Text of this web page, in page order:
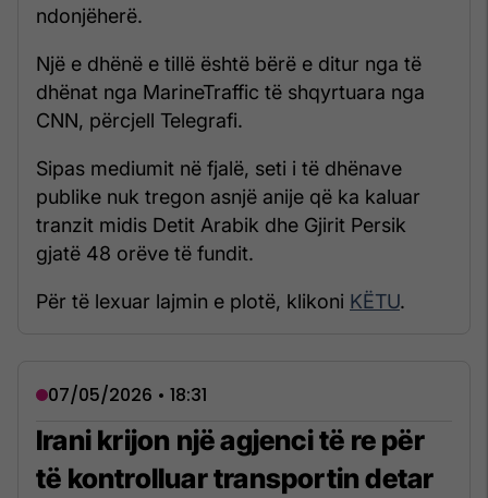
ndonjëherë.
Një e dhënë e tillë është bërë e ditur nga të
dhënat nga MarineTraffic të shqyrtuara nga
CNN, përcjell Telegrafi.
Sipas mediumit në fjalë, seti i të dhënave
publike nuk tregon asnjë anije që ka kaluar
tranzit midis Detit Arabik dhe Gjirit Persik
gjatë 48 orëve të fundit.
Për të lexuar lajmin e plotë, klikoni KËTU.
07/05/2026 • 18:31
Irani krijon një agjenci të re për
të kontrolluar transportin detar